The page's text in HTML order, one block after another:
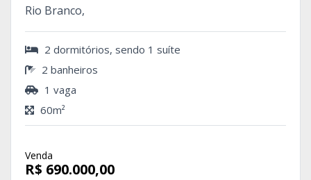
Rio Branco,
2 dormitórios, sendo 1 suíte
2 banheiros
1 vaga
60m²
Venda
R$ 690.000,00